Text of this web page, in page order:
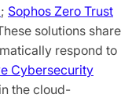
; Sophos Zero Trust
solutions share
respond to
Cybersecurity
the cloud-